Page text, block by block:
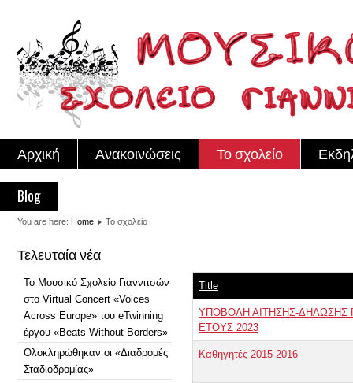
Αρχική Ανακοινώσεις Το σχολείο
Blog
You are here: Home Το σχολείο
Τελευταία νέα
Το Μουσικό Σχολείο Γιαννιτσών
στο Virtual Concert «Voices
Across Europe» του eTwinning
έργου «Beats Without Borders»
Ολοκληρώθηκαν οι «Διαδρομές
Σταδιοδρομίας»
Title
ΥΠΟΒΟΛΗ ΑΙΤΗΣΗΣ-ΔΗΛΩΣΗΣ
ΕΤΟΥΣ 2023
Καθηγητές 2015-2016